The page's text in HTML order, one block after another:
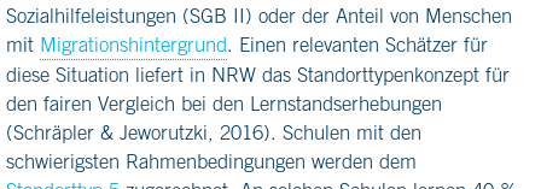
Sozialhilfeleistungen (SGB II) oder der Anteil von Menschen
mit Migrationshintergrund. Einen relevanten Schätzer für
diese Situation liefert in NRW das Standorttypenkonzept für
den fairen Vergleich bei den Lernstandserhebungen
(Schräpler & Jeworutzki, 2016). Schulen mit den
schwierigsten Rahmenbedingungen werden dem